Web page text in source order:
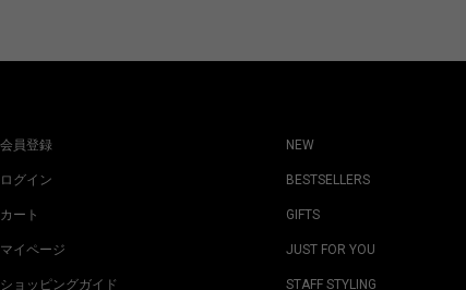
会員登録
ログイン
カート
マイページ
ショッピングガイド
NEW
BESTSELLERS
GIFTS
JUST FOR YOU
STAFF STYLING